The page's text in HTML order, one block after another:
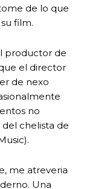
de lo que
film.
productor de
el director
de nexo
no
chelista de
me atreveria
Una